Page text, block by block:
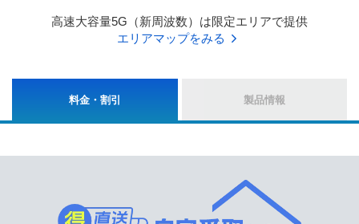
高速大容量5G（新周波数）は限定エリアで提供
エリアマップをみる
料金・割引 製品情報